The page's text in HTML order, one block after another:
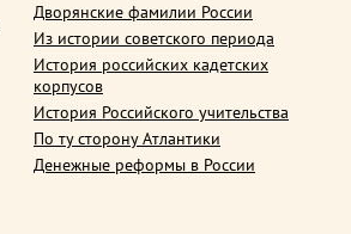
Дворянские фамилии России
Из истории советского периода
История российских кадетских
корпусов
История Российского учительства
По ту сторону Атлантики
Денежные реформы в России